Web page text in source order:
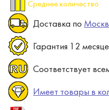
Среднее количество
Доставка по
Гарантия 12
Соответствует
Имеет товары в